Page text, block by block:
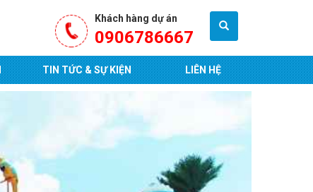
Khách hàng dự án
0906786667
TIN TỨC & SỰ KIỆN LIÊN HỆ